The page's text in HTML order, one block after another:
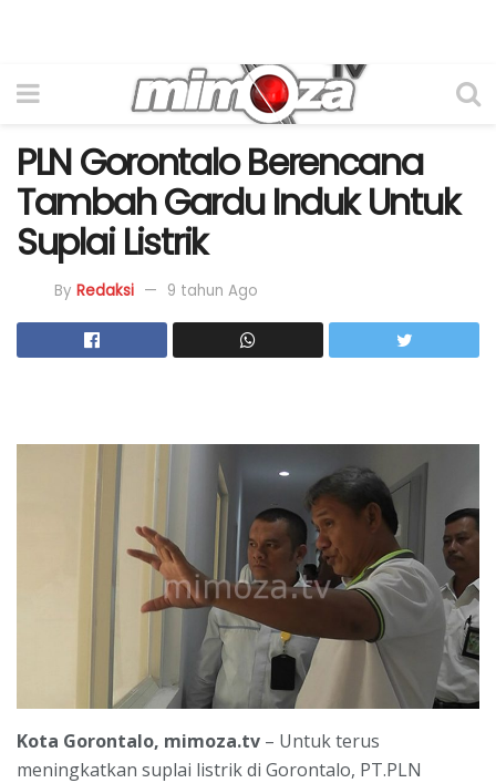
PLN Gorontalo Berencana
Tambah Gardu Induk Untuk
Suplai Listrik
By Redaksi 9 tahun Ago
Kota Gorontalo, mimoza.tv – Untuk terus
meningkatkan suplai listrik di Gorontalo, PT.PLN